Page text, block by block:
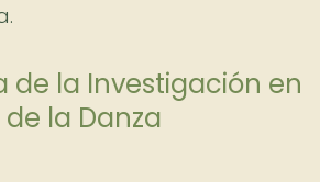
de la Investigación en
la Danza